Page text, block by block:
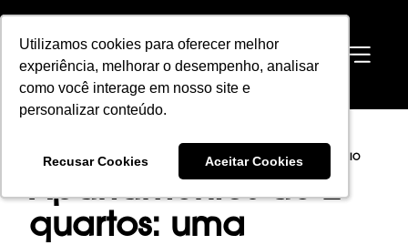
Utilizamos cookies para oferecer melhor
experiência, melhorar o desempenho, analisar
como você interage em nosso site e
personalizar conteúdo.
Recusar Cookies Aceitar Cookies
Utilizamos cookies para oferecer melhor
experiência, melhorar o desempenho, analisar
como você interage em nosso site e
personalizar conteúdo.
Recusar Cookies Aceitar Cookies
EN
INVESTIMENTO IMOBILIÁRIO
→
APARTAMENTOS DE 2 QUARTOS: UMA TENDÊNCIA NO MERCADO IMOBILIÁRIO
Apartamentos de 2
quartos: uma